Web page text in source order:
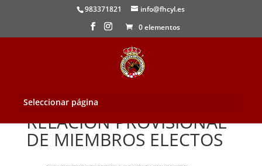
983371821
info@fhcyl.es
0 elementos
Seleccionar página
RELACION PROVISIONAL
DE MIEMBROS ELECTOS